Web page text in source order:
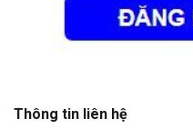
Thông tin liên hệ